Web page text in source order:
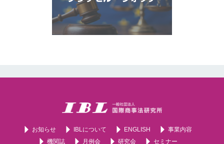
お知らせ IBLについて ENGLISH
事業内容
機関誌
月例会 研究会 セミナー